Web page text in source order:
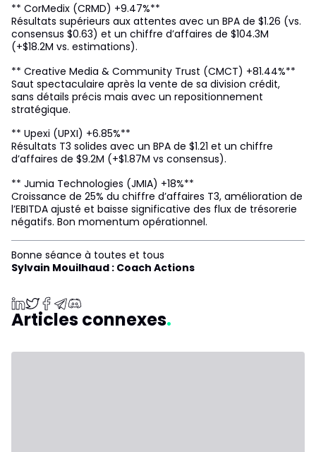
** CorMedix (CRMD) +9.47%**
Résultats supérieurs aux attentes avec un BPA de $1.26 (vs.
consensus $0.63) et un chiffre d’affaires de $104.3M
(+$18.2M vs. estimations).
** Creative Media & Community Trust (CMCT) +81.44%**
Saut spectaculaire après la vente de sa division crédit,
sans détails précis mais avec un repositionnement
stratégique.
** Upexi (UPXI) +6.85%**
Résultats T3 solides avec un BPA de $1.21 et un chiffre
d’affaires de $9.2M (+$1.87M vs consensus).
** Jumia Technologies (JMIA) +18%**
Croissance de 25% du chiffre d’affaires T3, amélioration de
l’EBITDA ajusté et baisse significative des flux de trésorerie
négatifs. Bon momentum opérationnel.
Bonne séance à toutes et tous
Sylvain Mouilhaud : Coach Actions
Articles connexes